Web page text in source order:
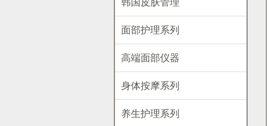
面部护理系列
高端面部仪器
身体按摩系列
养生护理系列